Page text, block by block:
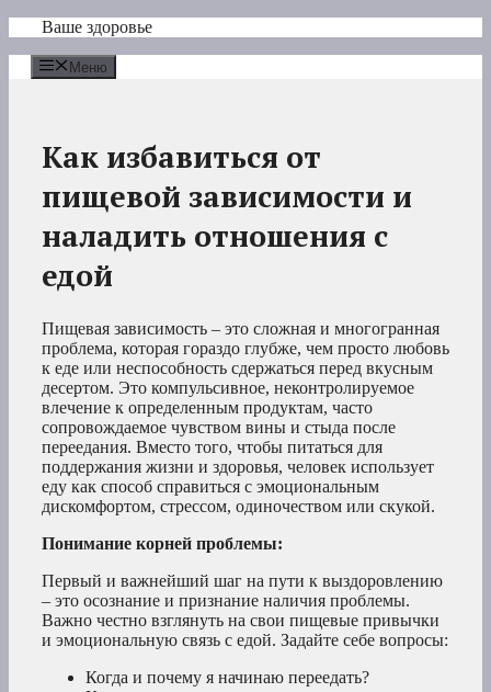
Перейти
содержимому
Ваше здоровье
Меню
Как избавиться от
пищевой зависимости и
наладить отношения с
едой
Пищевая зависимость – это сложная и многогранная
проблема, которая гораздо глубже, чем просто любовь
к еде или неспособность сдержаться перед вкусным
десертом. Это компульсивное, неконтролируемое
влечение к определенным продуктам, часто
сопровождаемое чувством вины и стыда после
переедания. Вместо того, чтобы питаться для
поддержания жизни и здоровья, человек использует
еду как способ справиться с эмоциональным
дискомфортом, стрессом, одиночеством или скукой.
Понимание корней проблемы:
Первый и важнейший шаг на пути к выздоровлению
– это осознание и признание наличия проблемы.
Важно честно взглянуть на свои пищевые привычки
и эмоциональную связь с едой. Задайте себе вопросы:
Когда и почему я начинаю переедать?